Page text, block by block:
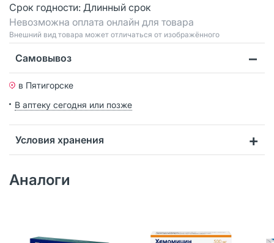
Срок годности: Длинный срок
Невозможна оплата онлайн для товара
Bнешний вид товара может отличаться от изображённого
Самовывоз
в Пятигорске
В аптеку сегодня или позже
Условия хранения
Аналоги